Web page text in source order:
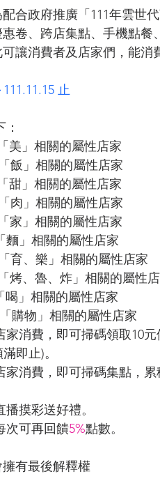
配合政府推廣「111年雲世
惠卷、跨店集點、手機點
讓消費者及店家們，能消
止
美」相關的屬性店家
飯」相關的屬性店家
甜」相關的屬性店家
肉」相關的屬性店家
家」相關的屬性店家
麵」相關的屬性店家
育、樂」相關的屬性店家
烤、魯、炸」相關的屬性
喝」相關的屬性店家
購物」相關的屬性店家
消費，即可掃碼領取10
即止)。
消費，即可掃碼集點，
摸彩送好禮。
次可再回饋5%點數。
有最後解釋權